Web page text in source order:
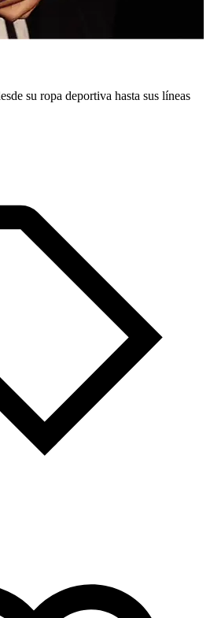
su ropa deportiva hasta sus líneas